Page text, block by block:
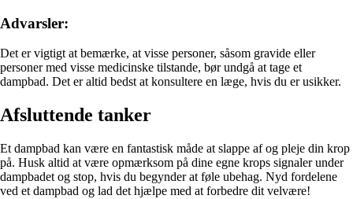
Advarsler:
Det er vigtigt at bemærke, at visse personer, såsom gravide eller
personer med visse medicinske tilstande, bør undgå at tage et
dampbad. Det er altid bedst at konsultere en læge, hvis du er usikker.
Afsluttende tanker
Et dampbad kan være en fantastisk måde at slappe af og pleje din krop
på. Husk altid at være opmærksom på dine egne krops signaler under
dampbadet og stop, hvis du begynder at føle ubehag. Nyd fordelene
ved et dampbad og lad det hjælpe med at forbedre dit velvære!